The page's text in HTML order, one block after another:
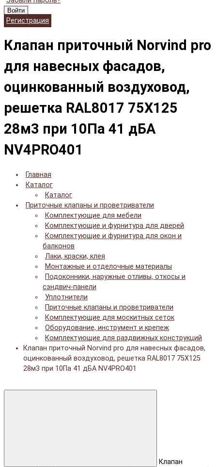
Войти
Регистрация
Клапан приточный Norvind pro
для навесных фасадов,
оцинкованный воздуховод,
решетка RAL8017 75X125
28м3 при 10Па 41 дБА
NV4PRO401
Главная
Каталог
Каталог
Приточные клапаны и проветриватели
Комплектующие для мебели
Комплектующие и фурнитура для дверей
Комплектующие и фурнитура для окон и
балконов
Лаки, краски, клея
Монтажные и отделочные материалы
Подоконники, наружные отливы, откосы и
сэндвич-панели
Уплотнители
Приточные клапаны и проветриватели
Комплектующие для москитных сеток
Оборудование, инструмент и крепеж
Комплектующие для раздвижных конструкций
Клапан приточный Norvind pro для навесных фасадов,
оцинкованный воздуховод, решетка RAL8017 75X125
28м3 при 10Па 41 дБА NV4PRO401
Клапан